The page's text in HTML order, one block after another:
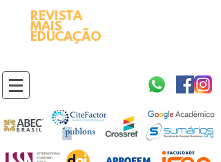
REVISTA
MAIS
EDUCAÇÃO